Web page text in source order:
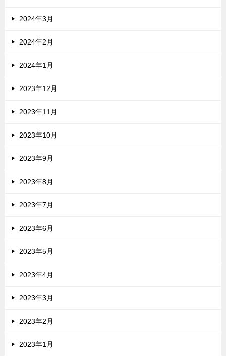
2024年3月
2024年2月
2024年1月
2023年12月
2023年11月
2023年10月
2023年9月
2023年8月
2023年7月
2023年6月
2023年5月
2023年4月
2023年3月
2023年2月
2023年1月